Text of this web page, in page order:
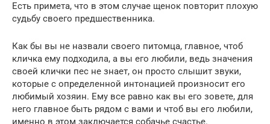
Есть примета, что в этом случае щенок повторит плохую
судьбу своего предшественника.
Как бы вы не назвали своего питомца, главное, чтоб
кличка ему подходила, а вы его любили, ведь значения
своей клички пес не знает, он просто слышит звуки,
которые с определенной интонацией произносит его
любимый хозяин. Ему все равно как вы его зовете, для
него главное быть рядом с вами и чтоб вы его любили,
именно в этом заключается собачье счастье.